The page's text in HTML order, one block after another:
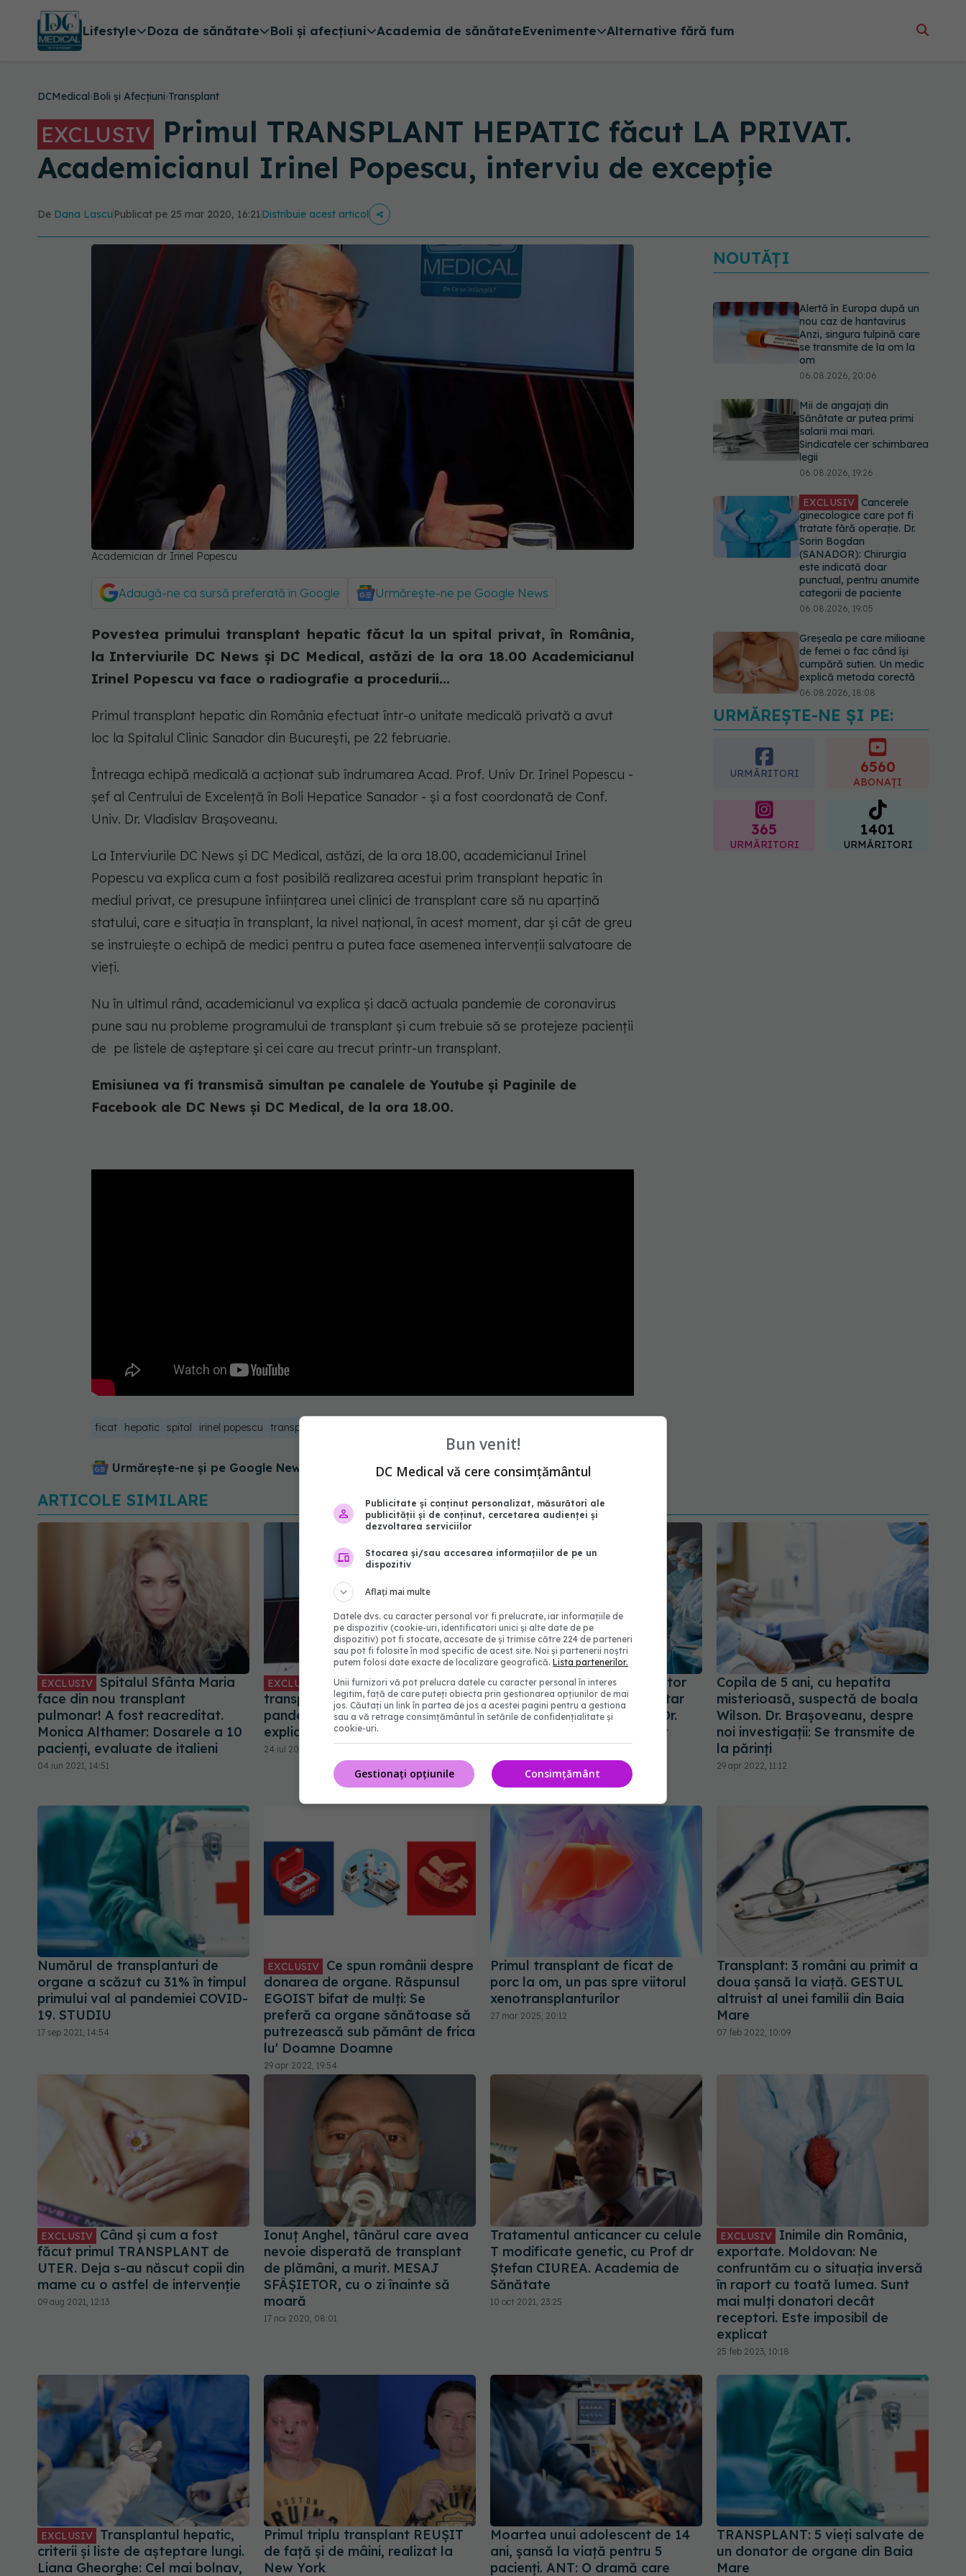
Lifestyle Doza de sănătate Boli și afecțiuni Academia de sănătateEvenimente Alternative fără fum
DCMedical›Boli și Afecțiuni›Transplant
EXCLUSIV Primul TRANSPLANT HEPATIC făcut LA PRIVAT.
Academicianul Irinel Popescu, interviu de excepție
De Dana Lascu Publicat pe 25 mar 2020, 16:21Distribuie acest articol
Academician dr Irinel Popescu
Adaugă-ne ca sursă preferată în Google Urmărește-ne pe Google News
Povestea primului transplant hepatic făcut la un spital privat, în România,
la Interviurile DC News și DC Medical, astăzi de la ora 18.00 Academicianul
Irinel Popescu va face o radiografie a procedurii...
Primul transplant hepatic din România efectuat într-o unitate medicală privată a avut
loc la Spitalul Clinic Sanador din București, pe 22 februarie.
Întreaga echipă medicală a acționat sub îndrumarea Acad. Prof. Univ Dr. Irinel Popescu -
șef al Centrului de Excelență în Boli Hepatice Sanador - și a fost coordonată de Conf.
Univ. Dr. Vladislav Brașoveanu.
La Interviurile DC News și DC Medical, astăzi, de la ora 18.00, academicianul Irinel
Popescu va explica cum a fost posibilă realizarea acestui prim transplant hepatic în
mediul privat, ce presupune înființarea unei clinici de transplant care să nu aparțină
statului, care e situația în transplant, la nivel național, în acest moment, dar și cât de greu
se instruiește o echipă de medici pentru a putea face asemenea intervenții salvatoare de
vieți.
Nu în ultimul rând, academicianul va explica și dacă actuala pandemie de coronavirus
pune sau nu probleme programului de transplant și cum trebuie să se protejeze pacienții
de pe listele de așteptare și cei care au trecut printr-un transplant.
Emisiunea va fi transmisă simultan pe canalele de Youtube și Paginile de
Facebook ale DC News și DC Medical, de la ora 18.00.
ficat hepatic spital irinel popescu transplant
Urmărește-ne și pe Google News - abonează‑te!
NOUTĂȚI
Alertă în Europa după un
nou caz de hantavirus
Anzi, singura tulpină care
se transmite de la om la
om
06.08.2026, 20:06
Mii de angajați din
Sănătate ar putea primi
salarii mai mari.
Sindicatele cer schimbarea
legii
06.08.2026, 19:26
EXCLUSIV Cancerele
ginecologice care pot fi
tratate fără operație. Dr.
Sorin Bogdan
(SANADOR): Chirurgia
este indicată doar
punctual, pentru anumite
categorii de paciente
06.08.2026, 19:05
Greșeala pe care milioane
de femei o fac când își
cumpără sutien. Un medic
explică metoda corectă
06.08.2026, 18:08
EXCLUSIV De ce unele
paciente cu cancer de col
uterin nu mai ajung la
operație. Dr. Sorin Bogdan
(SANADOR): Intervenția
chirurgicală, doar în situații
06.08.2026, 20:45
URMĂREȘTE-NE ȘI PE:
URMĂRITORI 6560
ABONAȚI
365
URMĂRITORI
1401
URMĂRITORI
ARTICOLE SIMILARE
EXCLUSIV Spitalul Sfânta Maria
face din nou transplant
pulmonar! A fost reacreditat.
Monica Althamer: Dosarele a 10
pacienți, evaluate de italieni
04 iun 2021, 14:51
EXCLUSIV
Listele de așteptare la
transplant, afectate de
pandemie? Dr Radu Zamfir
explică
24 iul 2020, 17:16
Pacient cu AVC masiv, donator
de organe. Spitalul Universitar
de Urgenţă Militar Central Dr.
Carol Davila: Familia a avut
bunăvoința de a accepta
donarea de organe
30 mai 2024, 14:41
Copila de 5 ani, cu hepatita
misterioasă, suspectă de boala
Wilson. Dr. Brașoveanu, despre
noi investigații: Se transmite de
la părinți
29 apr 2022, 11:12
Numărul de transplanturi de
organe a scăzut cu 31% în timpul
primului val al pandemiei COVID-
19. STUDIU
17 sep 2021, 14:54
EXCLUSIV
Ce spun românii despre
donarea de organe. Răspunsul
EGOIST bifat de mulți: Se
preferă ca organe sănătoase să
putrezească sub pământ de frica
lu' Doamne Doamne
29 apr 2022, 19:54
Primul transplant de ficat de
porc la om, un pas spre viitorul
xenotransplanturilor
27 mar 2025, 20:12
Transplant: 3 români au primit a
doua șansă la viață. GESTUL
altruist al unei familii din Baia
Mare
07 feb 2022, 10:09
EXCLUSIV
Când și cum a fost
făcut primul TRANSPLANT de
UTER. Deja s-au născut copii din
mame cu o astfel de intervenție
09 aug 2021, 12:13
Ionuț Anghel, tânărul care avea
nevoie disperată de transplant
de plămâni, a murit. MESAJ
SFÂȘIETOR, cu o zi înainte să
moară
17 noi 2020, 08:01
Tratamentul anticancer cu celule
T modificate genetic, cu Prof dr
Ștefan CIUREA. Academia de
Sănătate
10 oct 2021, 23:25
EXCLUSIV
Inimile din România,
exportate. Moldovan: Ne
confruntăm cu o situația inversă
în raport cu toată lumea. Sunt
mai mulți donatori decât
receptori. Este imposibil de
explicat
25 feb 2023, 10:18
EXCLUSIV
Transplantul hepatic,
criterii și liste de așteptare lungi.
Liana Gheorghe: Cel mai bolnav,
Primul triplu transplant REUȘIT
de față și de mâini, realizat la
New York
Moartea unui adolescent de 14
ani, șansă la viață pentru 5
pacienți. ANT: O dramă care
TRANSPLANT: 5 vieți salvate de
un donator de organe din Baia
Mare
Bun venit!
DC Medical vă cere consimțământul
Publicitate și conținut personalizat, măsurători ale
publicității și de conținut, cercetarea audienței și
dezvoltarea serviciilor
Stocarea și/sau accesarea informațiilor de pe un
dispozitiv
Aflați mai multe
Datele dvs. cu caracter personal vor fi prelucrate, iar informațiile de
pe dispozitiv (cookie-uri, identificatori unici și alte date de pe
dispozitiv) pot fi stocate, accesate de și trimise către 224 de parteneri
sau pot fi folosite în mod specific de acest site. Noi și partenerii noștri
putem folosi date exacte de localizare geografică. Lista partenerilor.
Unii furnizori vă pot prelucra datele cu caracter personal în interes
legitim, față de care puteți obiecta prin gestionarea opțiunilor de mai
jos. Căutați un link în partea de jos a acestei pagini pentru a gestiona
sau a vă retrage consimțământul în setările de confidențialitate și
cookie-uri.
Consimțământ
Gestionați opțiunile